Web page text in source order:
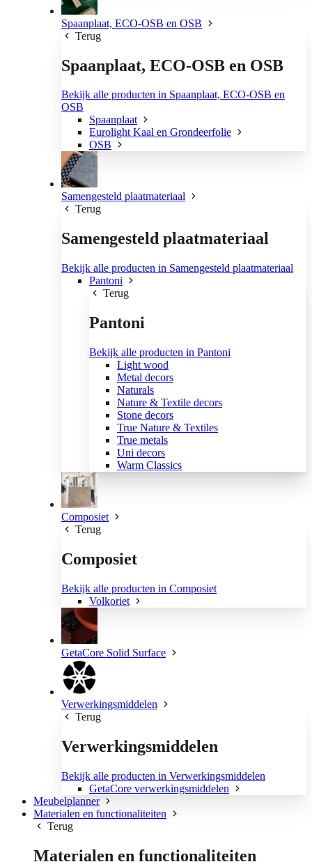
Spaanplaat, ECO-OSB en OSB
Terug
Spaanplaat, ECO-OSB en OSB
Bekijk alle producten in Spaanplaat, ECO-OSB en
OSB
Spaanplaat
Eurolight Kaal en Grondeerfolie
OSB
Samengesteld plaatmateriaal
Terug
Samengesteld plaatmateriaal
Bekijk alle producten in Samengesteld plaatmateriaal
Pantoni
Terug
Pantoni
Bekijk alle producten in Pantoni
Light wood
Metal decors
Naturals
Nature & Textile decors
Stone decors
True Nature & Textiles
True metals
Uni decors
Warm Classics
Composiet
Terug
Composiet
Bekijk alle producten in Composiet
Volkoriet
GetaCore Solid Surface
Verwerkingsmiddelen
Terug
Verwerkingsmiddelen
Bekijk alle producten in Verwerkingsmiddelen
GetaCore verwerkingsmiddelen
Meubelplanner
Materialen en functionaliteiten
Terug
Materialen en functionaliteiten